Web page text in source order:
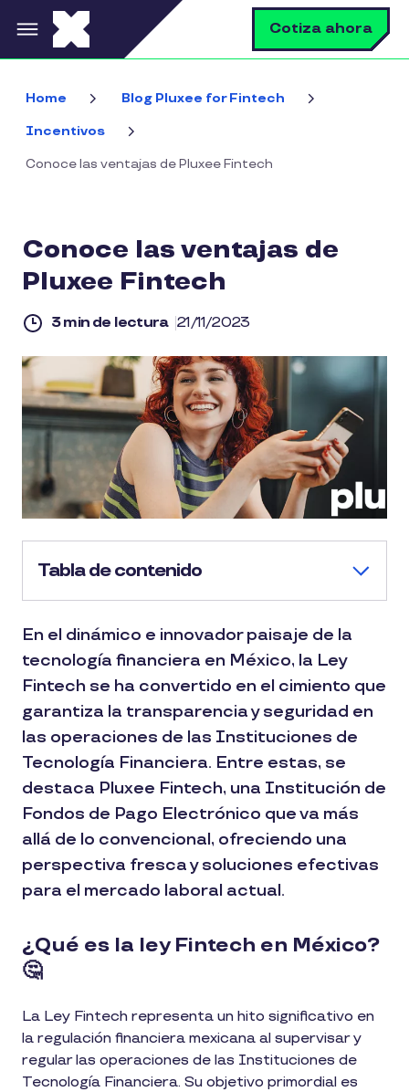
Pasar al contenido principal Cotiza ahora
Home Blog Pluxee for Fintech
Incentivos
Conoce las ventajas de Pluxee Fintech
Conoce las ventajas de
Pluxee Fintech
3 min de lectura 21/11/2023
Tabla de contenido
En el dinámico e innovador paisaje de la
tecnología financiera en México, la Ley
Fintech se ha convertido en el cimiento que
garantiza la transparencia y seguridad en
las operaciones de las Instituciones de
Tecnología Financiera. Entre estas, se
destaca Pluxee Fintech, una Institución de
Fondos de Pago Electrónico que va más
allá de lo convencional, ofreciendo una
perspectiva fresca y soluciones efectivas
para el mercado laboral actual.
¿Qué es la ley Fintech en México?
🤔
La Ley Fintech representa un hito significativo en
la regulación financiera mexicana al supervisar y
regular las operaciones de las Instituciones de
Tecnología Financiera. Su objetivo primordial es